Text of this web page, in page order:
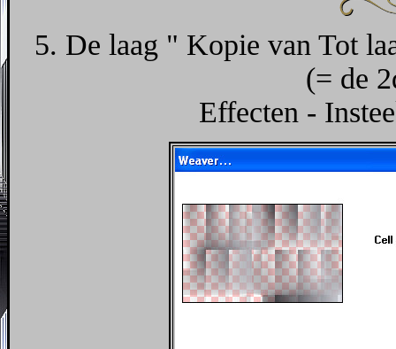
5. De laag " Kopie van Tot
(= de
Effecten -